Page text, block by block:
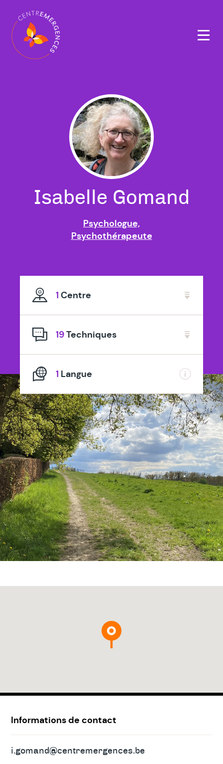
Isabelle Gomand
Psychologue,
Psychothérapeute
1 Centre
19Techniques
1 Langue
Navigation
principale
Adresses
contact
Informations de contact
i.gomand@centremergences.be